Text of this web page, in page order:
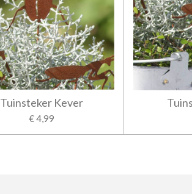
Tuinsteker Kever
€ 4,99